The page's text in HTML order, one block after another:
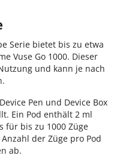
Serie bietet bis zu etwa
Vuse Go 1000. Dieser
und kann je nach
Pen und Device Box
Ein Pod enthält 2 ml
für bis zu 1000 Züge
der Züge pro Pod
ab.